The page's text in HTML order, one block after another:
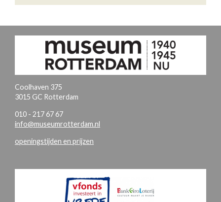
Coolhaven 375
3015 GC Rotterdam
010 - 217 67 67
info@museumrotterdam.nl
openingstijden en prijzen